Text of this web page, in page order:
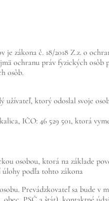
je zákona č. 18/2018 Z.z. o
ochranu práv fyzických
osôb.
ktorý odoslal svoje
IČO: 46 529 501, ktorá
osobou, ktorá na základe
podľa tohto zákona
Prevádzkovateľ sa bude v